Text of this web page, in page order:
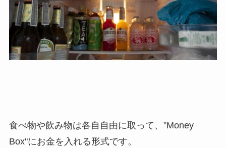
食べ物や飲み物は各自自由に取って、”Money
Box"にお金を入れる形式です。